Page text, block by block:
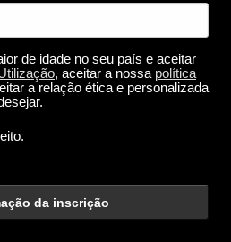
de idade no seu país e aceitar
, aceitar a nossa política
a relação ética e personalizada
da inscrição